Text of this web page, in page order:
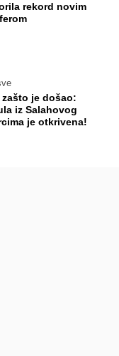
rekord novim
je došao:
iz Salahovog
je otkrivena!